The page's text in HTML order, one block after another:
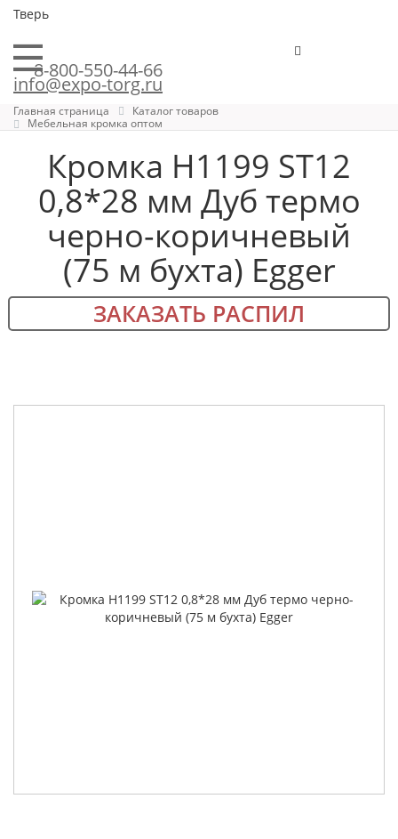
Тверь
8-800-550-44-66
info@expo-torg.ru
Главная страница
Каталог товаров
Мебельная кромка оптом
Кромка H1199 ST12
0,8*28 мм Дуб термо
черно-коричневый
(75 м бухта) Egger
ЗАКАЗАТЬ РАСПИЛ